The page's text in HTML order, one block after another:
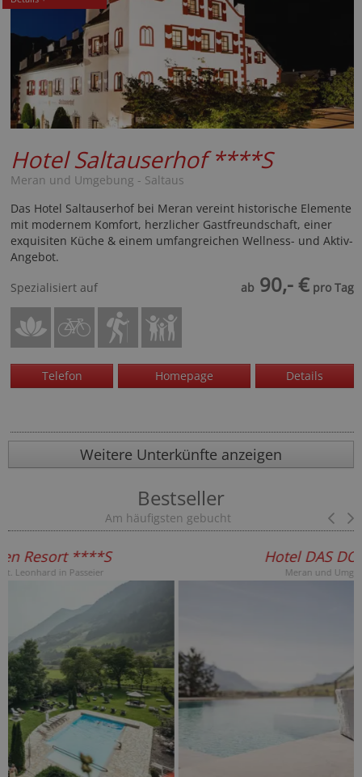
Hotel Saltauserhof****S
Meran und Umgebung - Saltaus
Das Hotel Saltauserhof bei Meran vereint historische Elemente
mit modernem Komfort, herzlicher Gastfreundschaft, einer
exquisiten Küche & einem umfangreichen Wellness- und Aktiv-
Angebot.
Spezialisiert auf
ab 90,- € pro Tag
Telefon Homepage Details
Weitere Unterkünfte anzeigen
Bestseller
Am häufigsten gebucht
Hotel DAS DORNER ****S